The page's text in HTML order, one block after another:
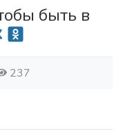
быть в
237